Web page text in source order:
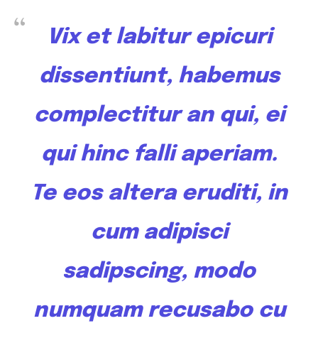
Vix et labitur epicuri
dissentiunt, habemus
complectitur an qui, ei
qui hinc falli aperiam.
Te eos alteraeruditi, in
cum adipisci
sadipscing, modo
numquam recusabo cu